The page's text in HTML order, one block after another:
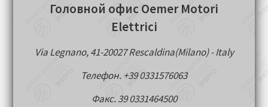
Головной офис Oemer Motori
Elettrici
Via Legnano, 41-20027 Rescaldina(Milano) - Italy
Телефон. +39 0331576063
Факс. 39 0331464500